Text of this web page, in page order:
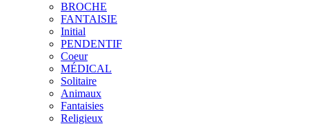
BROCHE
FANTAISIE
Initial
PENDENTIF
Coeur
MÉDICAL
Solitaire
Animaux
Fantaisies
Religieux